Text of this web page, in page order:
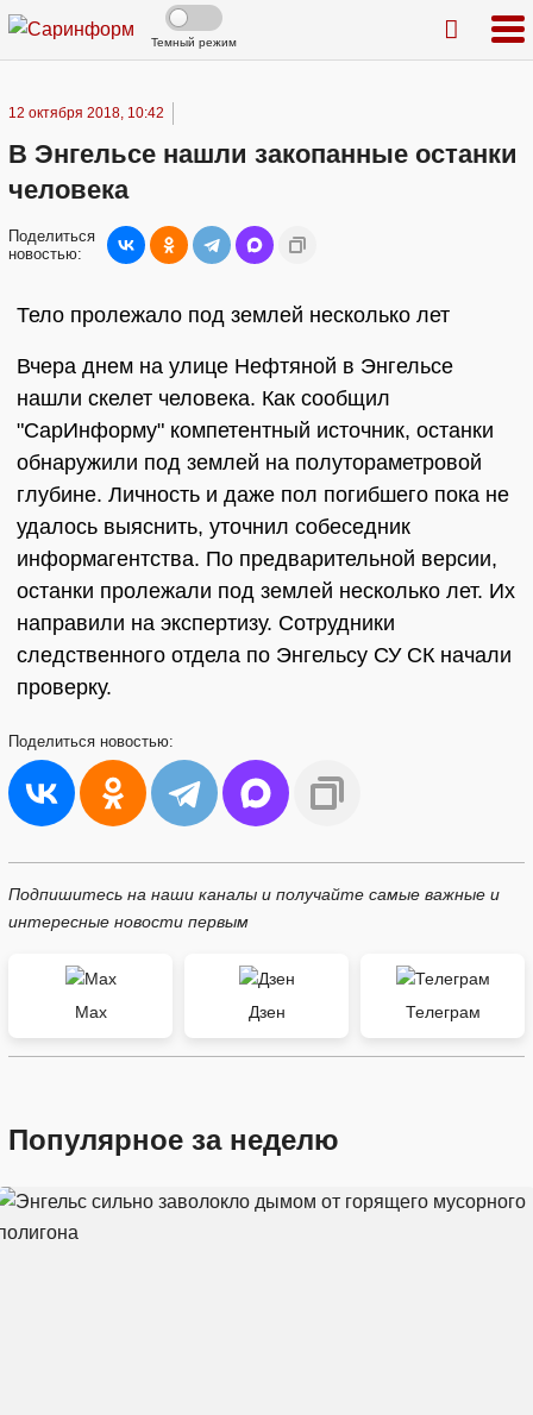
Темный режим
12 октября 2018, 10:42
В Энгельсе нашли закопанные останки
человека
Поделиться
новостью:
Тело пролежало под землей несколько лет
Вчера днем на улице Нефтяной в Энгельсе
нашли скелет человека. Как сообщил
"СарИнформу" компетентный источник, останки
обнаружили под землей на полутораметровой
глубине. Личность и даже пол погибшего пока не
удалось выяснить, уточнил собеседник
информагентства. По предварительной версии,
останки пролежали под землей несколько лет. Их
направили на экспертизу. Сотрудники
следственного отдела по Энгельсу СУ СК начали
проверку.
Поделиться новостью:
Подпишитесь на наши каналы и получайте самые важные и
интересные новости первым
Max Дзен Телеграм
Популярное за неделю